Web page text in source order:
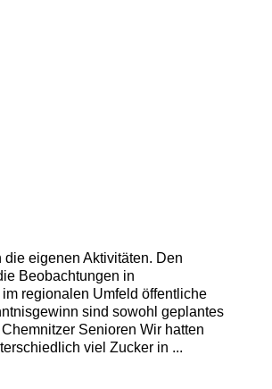
eigenen Aktivitäten. Den
Beobachtungen in
regionalen Umfeld öffentliche
sind sowohl geplantes
Senioren Wir hatten
viel Zucker in ...